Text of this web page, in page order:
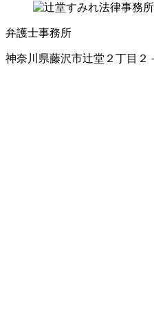
弁護士事務所
神奈川県藤沢市辻堂２丁目２